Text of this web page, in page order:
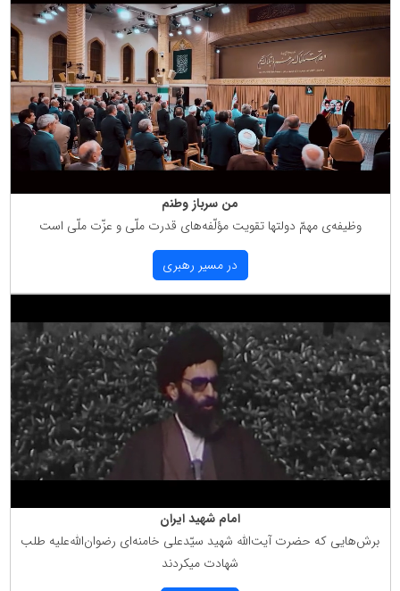
من سرباز وطنم
وظیفه‌ی مهمّ دولتها تقویت مؤلّفه‌های قدرت ملّی و عزّت ملّی است
در مسیر رهبری
امام شهید ایران
برش‌هایی كه حضرت آیت‌الله شهید سیّدعلی خامنه‌ای رضوان‌الله‌علیه طلب
شهادت میكردند